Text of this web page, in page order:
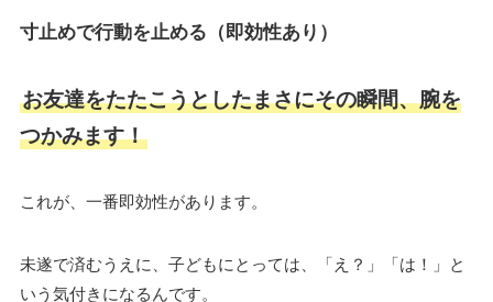
寸止めで行動を止める（即効性あり）
お友達をたたこうとしたまさにその瞬間、腕を
つかみます！
これが、一番即効性があります。
未遂で済むうえに、子どもにとっては、「え？」「は！」と
いう気付きになるんです。